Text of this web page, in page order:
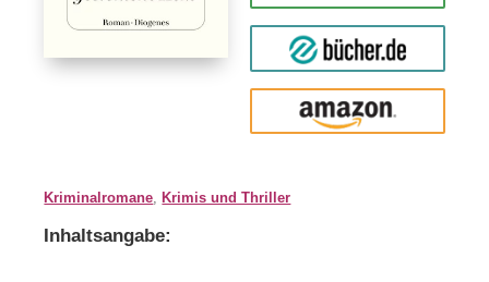
buecher.de
Amazon
Kriminalromane Krimis und Thriller
Inhaltsangabe: